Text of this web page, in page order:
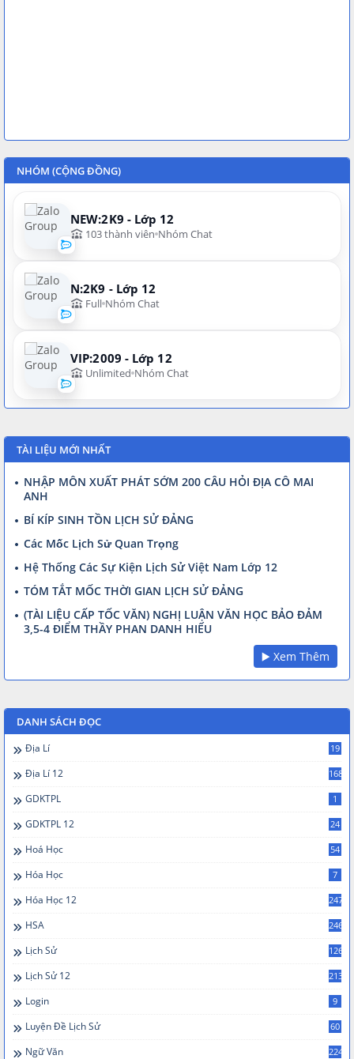
NHÓM (CỘNG ĐỒNG)
NEW:2K9 - Lớp 12
103 thành viên Nhóm Chat
N:2K9 - Lớp 12
Full Nhóm Chat
VIP:2009 - Lớp 12
Unlimited Nhóm Chat
TÀI LIỆU MỚI NHẤT
NHẬP MÔN XUẤT PHÁT SỚM 200 CÂU HỎI ĐỊA CÔ MAI
ANH
BÍ KÍP SINH TỒN LỊCH SỬ ĐẢNG
Các Mốc Lịch Sử Quan Trọng
Hệ Thống Các Sự Kiện Lịch Sử Việt Nam Lớp 12
TÓM TẮT MỐC THỜI GIAN LỊCH SỬ ĐẢNG
(TÀI LIỆU CẤP TỐC VĂN) NGHỊ LUẬN VĂN HỌC BẢO ĐẢM
3,5-4 ĐIỂM THẦY PHAN DANH HIẾU
▶️ Xem Thêm
DANH SÁCH ĐỌC
Địa Lí 19
Địa Lí 12 168
GDKTPL 1
GDKTPL 12 24
Hoá Học 54
Hóa Học 7
Hóa Học 12 247
HSA 246
Lịch Sử 126
Lịch Sử 12 213
Login 9
Luyện Đề Lịch Sử 60
Ngữ Văn 224